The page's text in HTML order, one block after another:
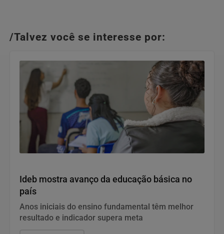
/Talvez você se interesse por:
Ideb mostra avanço da educação básica no
país
Anos iniciais do ensino fundamental têm melhor
resultado e indicador supera meta